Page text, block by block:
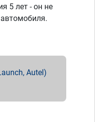
5 лет - он не
Autel)